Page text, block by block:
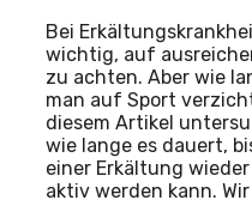
Bei
wichtig, auf
zu achten. Aber wie
man auf Sport
diesem Artikel
wie lange es dauert,
einer Erkältung
aktiv werden kann.